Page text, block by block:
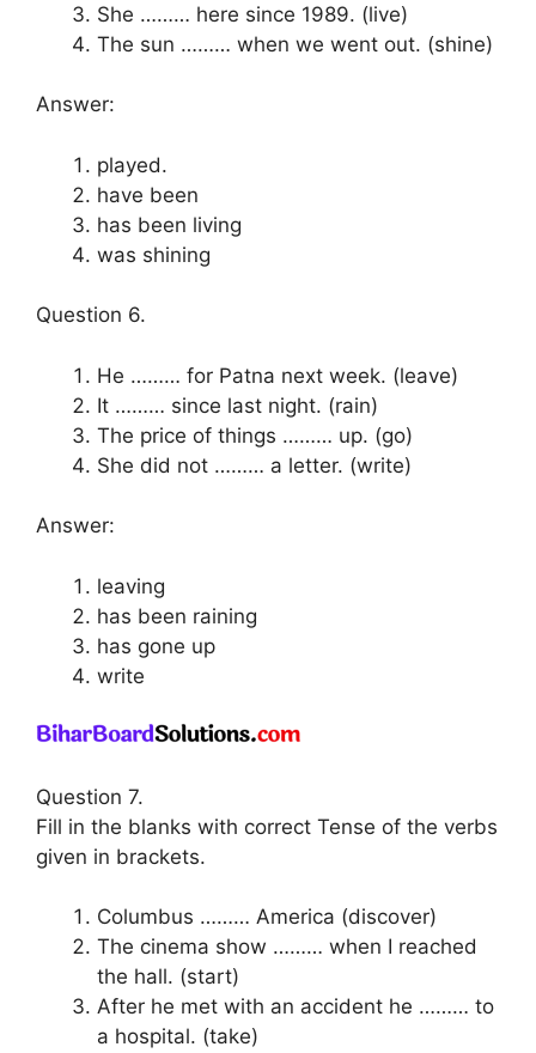
She ……… here since 1989. (live)
The sun ……… when we went out. (shine)
Answer:
played.
have been
has been living
was shining
Question 6.
He ……… for Patna next week. (leave)
It ……… since last night. (rain)
The price of things ……… up. (go)
She did not ……… a letter. (write)
Answer:
leaving
has been raining
has gone up
write
Question 7.
Fill in the blanks with correct Tense of the verbs
given in brackets.
Columbus ……… America (discover)
The cinema show ……… when I reached
the hall. (start)
After he met with an accident he ……… to
a hospital. (take)